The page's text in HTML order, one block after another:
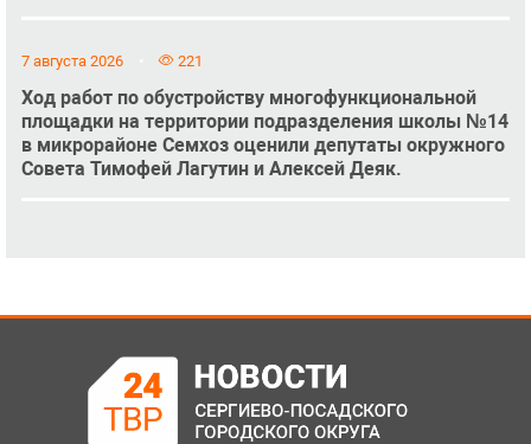
7 августа 2026 221
Ход работ по обустройству многофункциональной
площадки на территории подразделения школы №14
в микрорайоне Семхоз оценили депутаты окружного
Совета Тимофей Лагутин и Алексей Деяк.